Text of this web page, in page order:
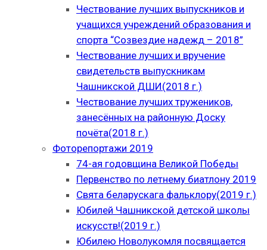
Чествование лучших выпускников и
учащихся учреждений образования и
спорта “Созвездие надежд – 2018”
Чествование лучших и вручение
свидетельств выпускникам
Чашникской ДШИ(2018 г.)
Чествование лучших тружеников,
занесённых на районную Доску
почёта(2018 г.)
Фоторепортажи 2019
74-ая годовщина Великой Победы
Первенство по летнему биатлону 2019
Свята беларускага фальклору(2019 г.)
Юбилей Чашникской детской школы
искусств!(2019 г.)
Юбилею Новолукомля посвящается